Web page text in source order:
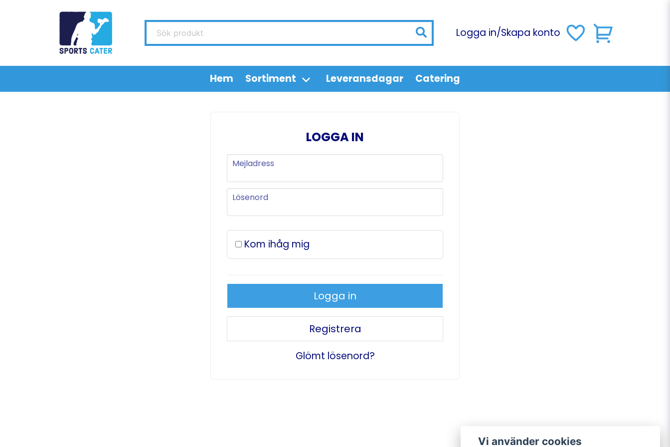
Sök produkt Logga in/Skapa konto
Hem Sortiment Leveransdagar Catering
LOGGA IN
Mejladress
Mejladress
Lösenord
Lösenord
Kom ihåg mig
Logga in
Registrera
Glömt lösenord?
Vi använder cookies